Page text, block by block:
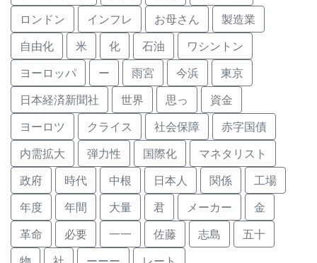
ロンドン
インフレ お母さん
製造業
自由化
米 化 石油
ワシントン
ヨーロッパ
ー 雨宮 今浜
東京
日本経済新聞社
世界 思っ
資金
ヨーロツ
クライス 社会保障
赤字国債
内需拡大
弾力性 国際化
マネタリスト
政府
時代 中根 日本人 関係
工場
年度
年間 大量 君 メーカー
金
革命
必要 一一 佐藤 志島
五十